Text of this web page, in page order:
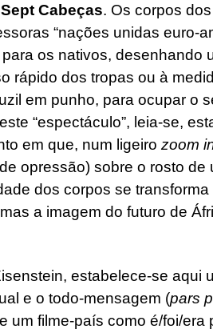
Cabeças. Os corpos
“nações unidas euro-
os nativos, desenhando
rápido dos tropas ou à
em punho, para ocupar o
“espectáculo”, leia-se,
em que, num ligeiro zoom
opressão) sobre o rosto de
dos corpos se
a imagem do futuro de
estabelece-se aqui
e o todo-mensagem (pars
um filme-país como é/foi/era